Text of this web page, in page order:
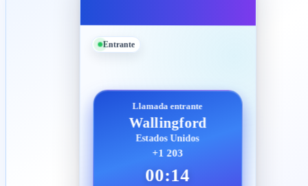
Entrante
Llamada entrante
Wallingford
Estados Unidos
+1 203
00:14